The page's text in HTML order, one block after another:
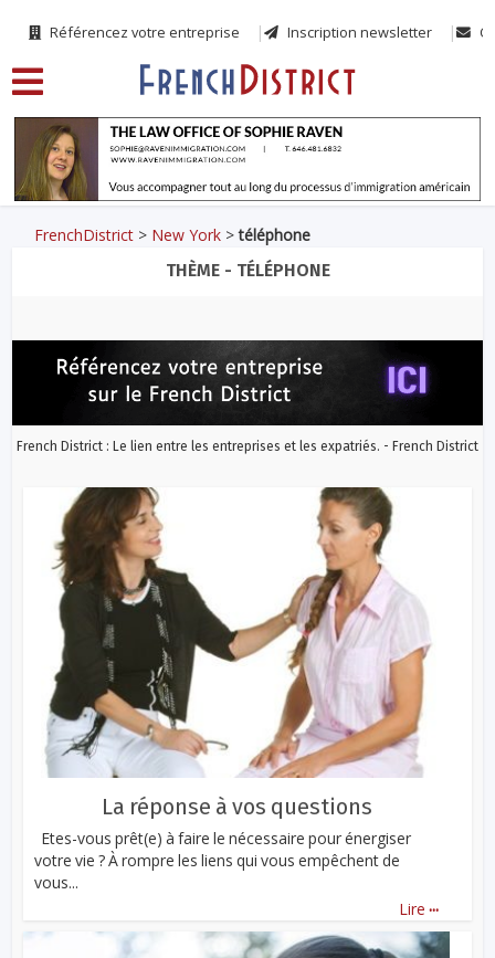
Référencez votre entreprise Inscription newsletter
FrenchDistrict > New York >téléphone
THÈME - TÉLÉPHONE
French District : Le lien entre les entreprises et les expatriés. - French District
La réponse à vos questions
Etes-vous prêt(e) à faire le nécessaire pour énergiser
votre vie ? À rompre les liens qui vous empêchent de
vous...
Lire ...